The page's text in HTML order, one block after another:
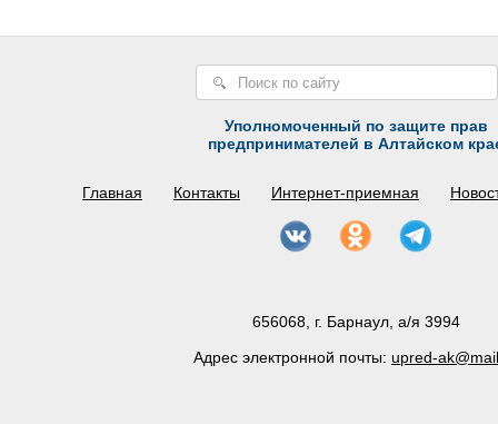
Уполномоченный по защите прав
предпринимателей в Алтайском
Главная Контакты Интернет-приемная
656068, г. Барнаул, а/я 3994
Адрес электронной почты: upred-